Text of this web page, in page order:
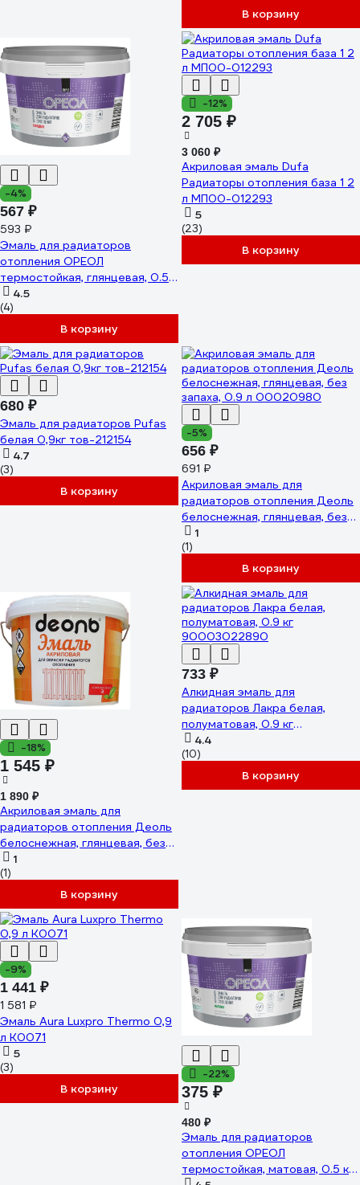
В корзину
-4%
567 ₽
593 ₽
Эмаль для радиаторов
отопления ОРЕОЛ
термостойкая, глянцевая, 0.5
кг 85256
4.5
(4)
В корзину
-12%
2 705 ₽
3 060 ₽
Акриловая эмаль Dufa
Радиаторы отопления база 1 2
л МП00-012293
5
(23)
В корзину
680 ₽
Эмаль для радиаторов Pufas
белая 0,9кг тов-212154
4.7
(3)
В корзину
-5%
656 ₽
691 ₽
Акриловая эмаль для
радиаторов отопления Деоль
белоснежная, глянцевая, без
запаха, 0.9 л 00020980
1
(1)
В корзину
-18%
1 545 ₽
1 890 ₽
Акриловая эмаль для
радиаторов отопления Деоль
белоснежная, глянцевая, без
запаха, 2.7 л 00020981
1
(1)
В корзину
733 ₽
Алкидная эмаль для
радиаторов Лакра белая,
полуматовая, 0.9 кг
90003022890
4.4
(10)
В корзину
-9%
1 441 ₽
1 581 ₽
Эмаль Aura Luxpro Thermo 0,9
л K0071
5
(3)
В корзину
-22%
375 ₽
480 ₽
Эмаль для радиаторов
отопления ОРЕОЛ
термостойкая, матовая, 0.5 кг